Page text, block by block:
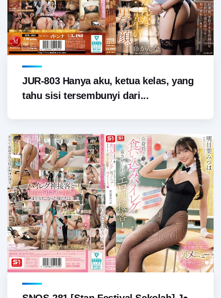
JUR-803 Hanya aku, ketua kelas, yang
tahu sisi tersembunyi dari...